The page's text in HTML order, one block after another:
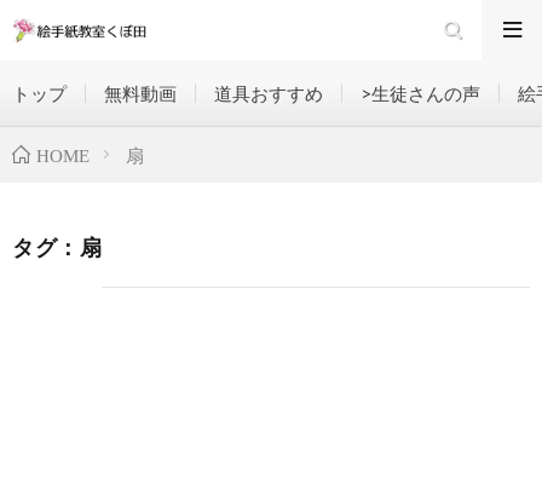
トップ 無料動画 道具おすすめ >生徒さんの声 絵
HOME 扇
タグ：扇